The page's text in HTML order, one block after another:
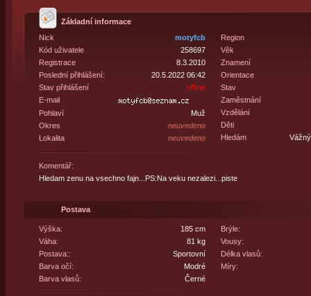
Základní informace
Nick
motyfcb
Kód uživatele
258697
Registrace
8.3.2010
Poslední přihlášení:
20.5.2022 06:42
Stav přihlášení
offline
E-mail
Pohlaví
Muž
Okres
neuvedeno
Lokalita
neuvedeno
Region
Věk
Znamení
Orientace
Stav
Zaměstnání
Vzdělání
Děti
Hledám
Komentář:
Hledam zenu na vsechno fajn...PS:Na veku nezalezi...piste
Postava
Výška:
185 cm
Váha:
81 kg
Postava::
Sportovní
Barva očí:
Modré
Barva vlasů:
Černé
Brýle:
Vousy:
Délka vlasů:
Míry: